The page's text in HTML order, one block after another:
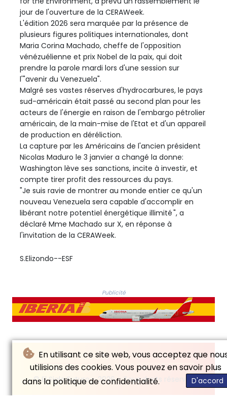
En utilisant ce site web, vous acceptez que
utilisions des cookies. Vous pouvez en savoir plus
dans la politique de confidentialité.
D'accord
jour de l'ouverture de la CERAWeek.
L'édition 2026 sera marquée par la présence de
plusieurs figures politiques internationales, dont
Maria Corina Machado, cheffe de l'opposition
vénézuélienne et prix Nobel de la paix, qui doit
prendre la parole mardi lors d'une session sur
l'"avenir du Venezuela".
Malgré ses vastes réserves d'hydrocarbures, le pays
sud-américain était passé au second plan pour les
acteurs de l'énergie en raison de l'embargo pétrolier
américain, de la main-mise de l'Etat et d'un appareil
de production en déréliction.
La capture par les Américains de l'ancien président
Nicolas Maduro le 3 janvier a changé la donne:
Washington lève ses sanctions, incite à investir, et
compte tirer profit des ressources du pays.
"Je suis ravie de montrer au monde entier ce qu'un
nouveau Venezuela sera capable d'accomplir en
libérant notre potentiel énergétique illimité ", a
déclaré Mme Machado sur X, en réponse à
l'invitation de la CERAWeek.
S.Elizondo--ESF
Publicité
© El Siglo Futuro - 2026 - Tous droits réservés